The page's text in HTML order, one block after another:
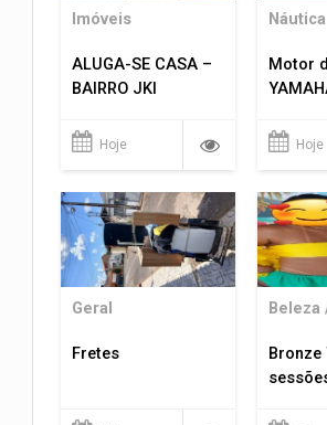
Imóveis
ALUGA-SE CASA –
BAIRRO JKI
Hoje
Náutica
Motor
Hoje
Geral
Fretes
Beleza
Bronze